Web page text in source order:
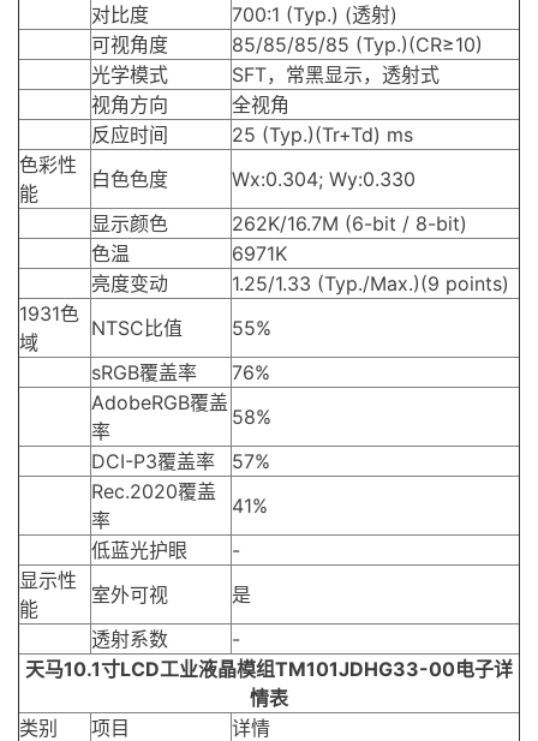
对比度
700:1 (Typ.) (透射)
可视角度
85/85/85/85 (Typ.)(CR≥10)
光学模式
SFT，常黑显示，透射式
视角方向
全视角
反应时间
25 (Typ.)(Tr+Td) ms
色彩性
能
白色色度
Wx:0.304; Wy:0.330
显示颜色
262K/16.7M (6-bit / 8-bit)
色温
6971K
亮度变动
1.25/1.33 (Typ./Max.)(9 points)
1931色
域
NTSC比值
55%
sRGB覆盖率
76%
AdobeRGB覆盖
率
58%
DCI-P3覆盖率
57%
Rec.2020覆盖
率
41%
低蓝光护眼
-
显示性
能
室外可视
是
透射系数
-
天马10.1寸LCD工业液晶模组TM101JDHG33-00电子详
情表
类别
项目
详情